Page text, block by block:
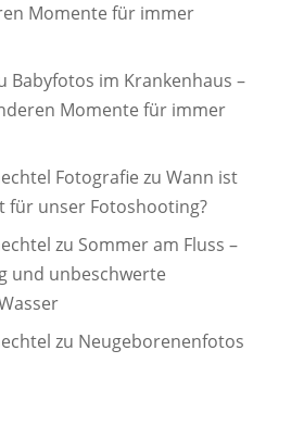
Momente für immer
Babyfotos im Krankenhaus –
Momente für immer
Fotografie zu Wann ist
für unser Fotoshooting?
zu Sommer am Fluss –
und unbeschwerte
zu Neugeborenenfotos